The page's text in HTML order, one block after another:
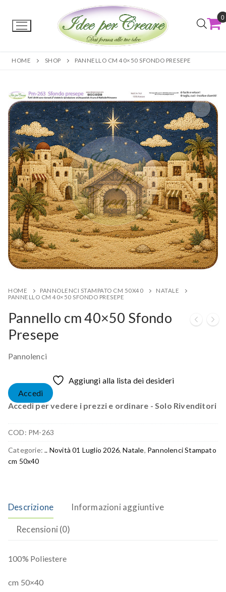
0
HOME SHOP PANNELLO CM 40×50 SFONDO PRESEPE
HOME PANNOLENCI STAMPATO CM 50X40
NATALE
PANNELLO CM 40×50 SFONDO PRESEPE
Pannello cm 40×50 Sfondo
Presepe
Pannolenci
Aggiungi alla lista dei desideri
Accedi
Accedi per vedere i prezzi e ordinare - Solo Rivenditori
COD: PM-263
Categorie:.. Novità 01 Luglio 2026,Natale, Pannolenci Stampato
cm 50x40
Descrizione Informazioni aggiuntive
Recensioni (0)
100% Poliestere
cm 50×40